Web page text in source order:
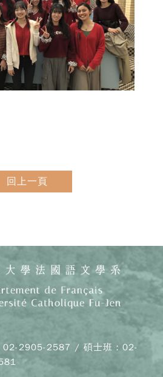
回上一頁
02-2905-2587 / 碩士班：02-